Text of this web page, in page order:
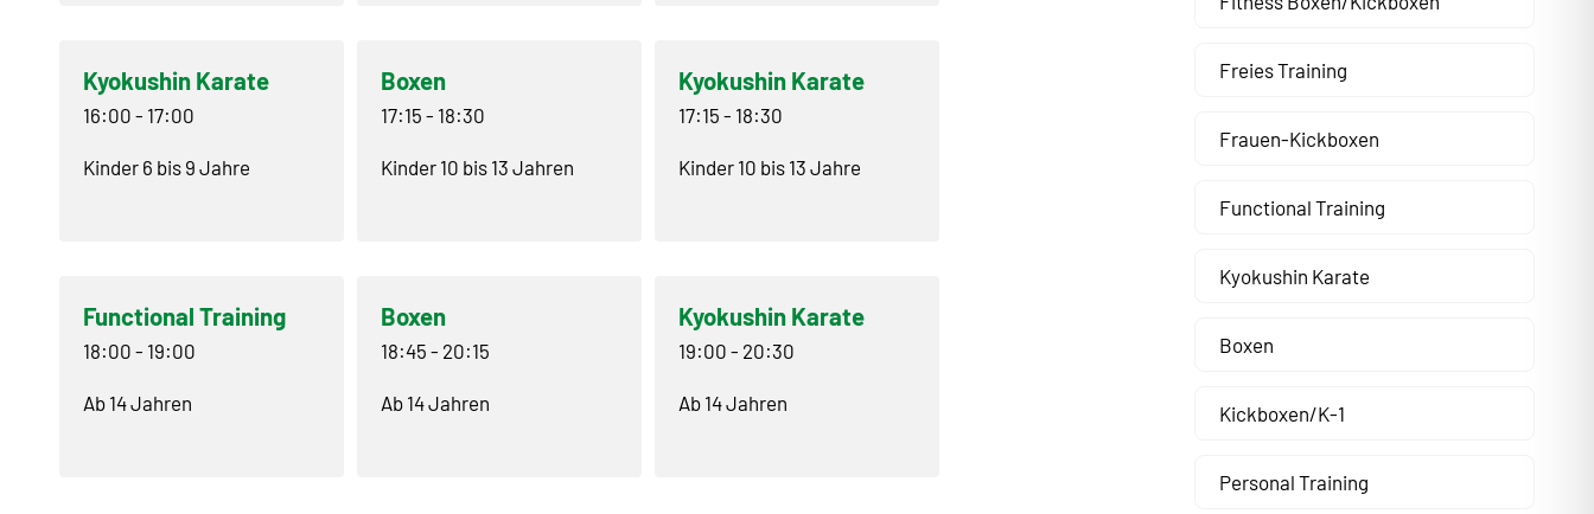
Kyokushin Karate
16:00 - 17:00
Kinder 6 bis 9 Jahre
Boxen
17:15 - 18:30
Kinder 10 bis 13 Jahren
Kyokushin Karate
17:15 - 18:30
Kinder 10 bis 13 Jahre
Functional Training
18:00 - 19:00
Ab 14 Jahren
Boxen
18:45 - 20:15
Ab 14 Jahren
Kyokushin Karate
19:00 - 20:30
Ab 14 Jahren
Freies Training
Frauen-Kickboxen
Functional Training
Kyokushin Karate
Boxen
Kickboxen/K-1
Personal Training